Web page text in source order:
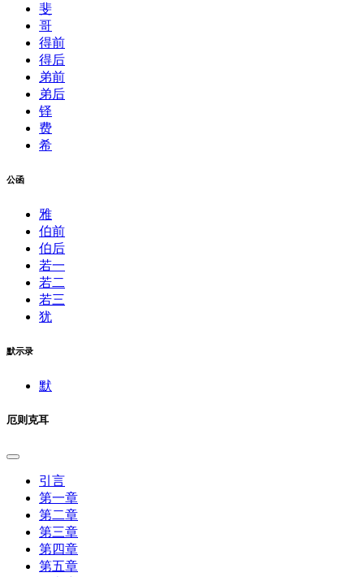
斐
哥
得前
得后
弟前
弟后
铎
费
希
公函
雅
伯前
伯后
若一
若二
若三
犹
默示录
默
厄则克耳
引言
第一章
第二章
第三章
第四章
第五章